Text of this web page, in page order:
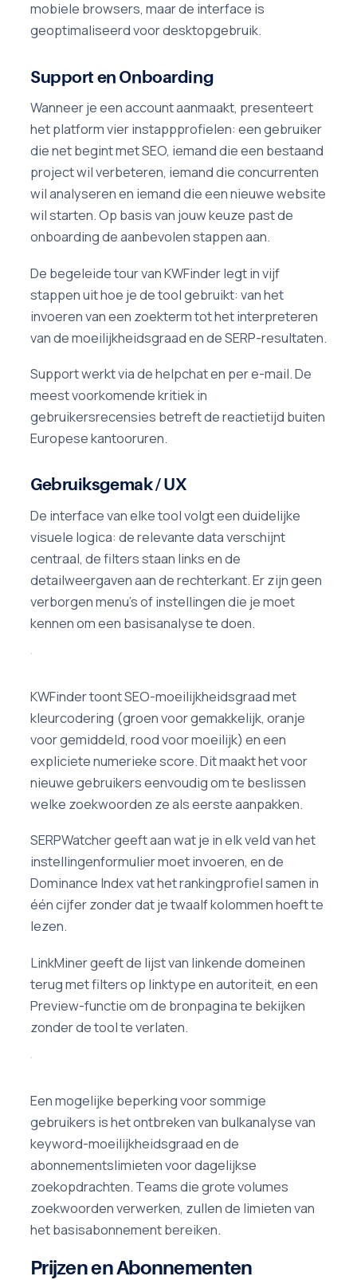
mobiele browsers, maar de interface is
geoptimaliseerd voor desktopgebruik.
Support en Onboarding
Wanneer je een account aanmaakt, presenteert
het platform vier instappprofielen: een gebruiker
die net begint met SEO, iemand die een bestaand
project wil verbeteren, iemand die concurrenten
wil analyseren en iemand die een nieuwe website
wil starten. Op basis van jouw keuze past de
onboarding de aanbevolen stappen aan.
De begeleide tour van KWFinder legt in vijf
stappen uit hoe je de tool gebruikt: van het
invoeren van een zoekterm tot het interpreteren
van de moeilijkheidsgraad en de SERP-resultaten.
Support werkt via de helpchat en per e-mail. De
meest voorkomende kritiek in
gebruikersrecensies betreft de reactietijd buiten
Europese kantooruren.
Gebruiksgemak / UX
De interface van elke tool volgt een duidelijke
visuele logica: de relevante data verschijnt
centraal, de filters staan links en de
detailweergaven aan de rechterkant. Er zijn geen
verborgen menu's of instellingen die je moet
kennen om een basisanalyse te doen.
KWFinder toont SEO-moeilijkheidsgraad met
kleurcodering (groen voor gemakkelijk, oranje
voor gemiddeld, rood voor moeilijk) en een
expliciete numerieke score. Dit maakt het voor
nieuwe gebruikers eenvoudig om te beslissen
welke zoekwoorden ze als eerste aanpakken.
SERPWatcher geeft aan wat je in elk veld van het
instellingenformulier moet invoeren, en de
Dominance Index vat het rankingprofiel samen in
één cijfer zonder dat je twaalf kolommen hoeft te
lezen.
LinkMiner geeft de lijst van linkende domeinen
terug met filters op linktype en autoriteit, en een
Preview-functie om de bronpagina te bekijken
zonder de tool te verlaten.
Een mogelijke beperking voor sommige
gebruikers is het ontbreken van bulkanalyse van
keyword-moeilijkheidsgraad en de
abonnementslimieten voor dagelijkse
zoekopdrachten. Teams die grote volumes
zoekwoorden verwerken, zullen de limieten van
het basisabonnement bereiken.
Prijzen en Abonnementen